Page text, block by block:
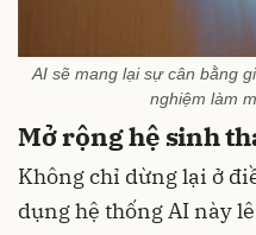
AI sẽ mang lại sự cân bằng
nghiệm làm
Mở rộng hệ sinh
Không chỉ dừng lại ở
dụng hệ thống AI này